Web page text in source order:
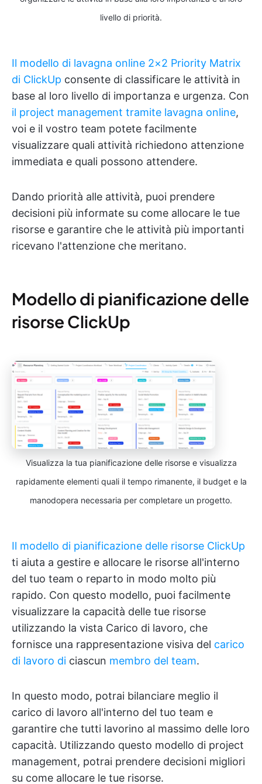
livello di priorità.
Il modello di lavagna online 2×2 Priority Matrix
di ClickUp consente di classificare le attività in
base al loro livello di importanza e urgenza. Con
il project management tramite lavagna online,
voi e il vostro team potete facilmente
visualizzare quali attività richiedono attenzione
immediata e quali possono attendere.
Dando priorità alle attività, puoi prendere
decisioni più informate su come allocare le tue
risorse e garantire che le attività più importanti
ricevano l'attenzione che meritano.
Modello di pianificazione delle
risorse ClickUp
Visualizza la tua pianificazione delle risorse e visualizza
rapidamente elementi quali il tempo rimanente, il budget e la
manodopera necessaria per completare un progetto.
Il modello di pianificazione delle risorse ClickUp
ti aiuta a gestire e allocare le risorse all'interno
del tuo team o reparto in modo molto più
rapido. Con questo modello, puoi facilmente
visualizzare la capacità delle tue risorse
utilizzando la vista Carico di lavoro, che
fornisce una rappresentazione visiva del carico
di lavoro di ciascun membro del team.
In questo modo, potrai bilanciare meglio il
carico di lavoro all'interno del tuo team e
garantire che tutti lavorino al massimo delle loro
capacità. Utilizzando questo modello di project
management, potrai prendere decisioni migliori
su come allocare le tue risorse.